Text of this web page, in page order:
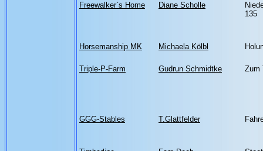
Freewalker`s Home Diane Scholle
135
Horsemanship MK Michaela Kölbl
Triple-P-Farm Gudrun Schmidtke Zum
GGG-Stables T.Glattfelder